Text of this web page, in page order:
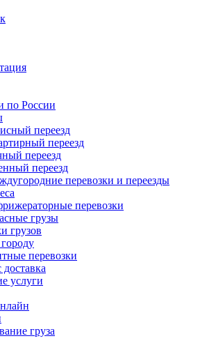
по России
переезд
переезд
переезд
переезд
перевозки и переезды
перевозки
грузы
грузов
перевозки
услуги
груза